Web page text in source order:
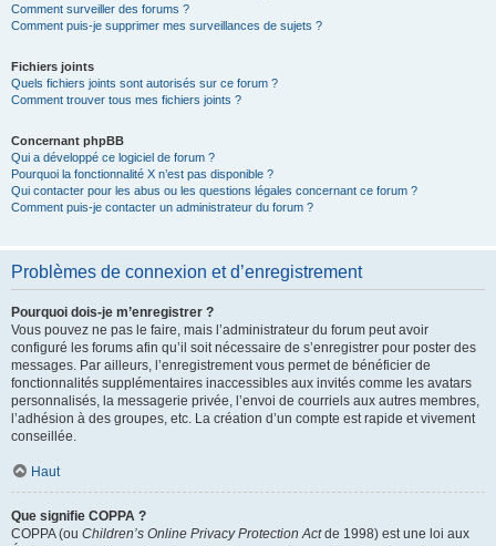
Comment surveiller des forums ?
Comment puis-je supprimer mes surveillances de sujets ?
Fichiers joints
Quels fichiers joints sont autorisés sur ce forum ?
Comment trouver tous mes fichiers joints ?
Concernant phpBB
Qui a développé ce logiciel de forum ?
Pourquoi la fonctionnalité X n’est pas disponible ?
Qui contacter pour les abus ou les questions légales concernant ce forum ?
Comment puis-je contacter un administrateur du forum ?
Problèmes de connexion et d’enregistrement
Pourquoi dois-je m’enregistrer ?
Vous pouvez ne pas le faire, mais l’administrateur du forum peut avoir
configuré les forums afin qu’il soit nécessaire de s’enregistrer pour poster des
messages. Par ailleurs, l’enregistrement vous permet de bénéficier de
fonctionnalités supplémentaires inaccessibles aux invités comme les avatars
personnalisés, la messagerie privée, l’envoi de courriels aux autres membres,
l’adhésion à des groupes, etc. La création d’un compte est rapide et vivement
conseillée.
Haut
Que signifie COPPA ?
COPPA (ou Children’s Online Privacy Protection Actde 1998) est une loi aux